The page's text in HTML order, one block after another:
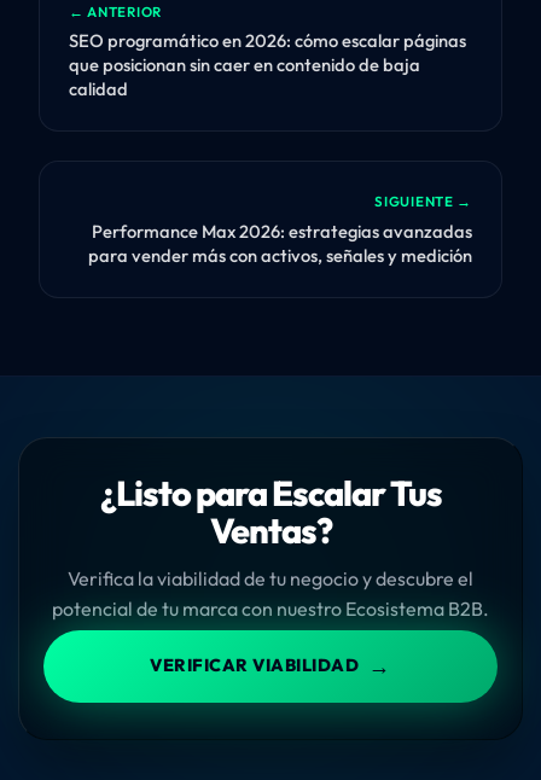
← ANTERIOR
SEO programático en 2026: cómo escalar páginas
que posicionan sin caer en contenido de baja
calidad
SIGUIENTE →
Performance Max 2026: estrategias avanzadas
para vender más con activos, señales y medición
¿Listo para Escalar Tus
Ventas?
Verifica la viabilidad de tu negocio y descubre el
potencial de tu marca con nuestro Ecosistema B2B.
VERIFICAR VIABILIDAD →